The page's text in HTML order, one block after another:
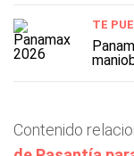
TE
Contenido